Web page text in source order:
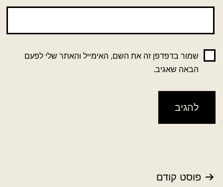
שמור בדפדפן זה את השם, האימייל והאתר שלי לפעם
הבאה שאגיב.
ניווט
פוסט קודם